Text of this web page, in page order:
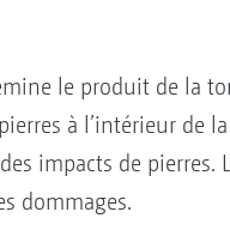
le produit de la
à l’intérieur de
impacts de pierres.
dommages.